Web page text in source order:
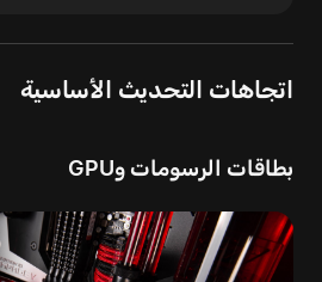
اتجاهات التحديث الأساسية
بطاقات الرسومات وGPU